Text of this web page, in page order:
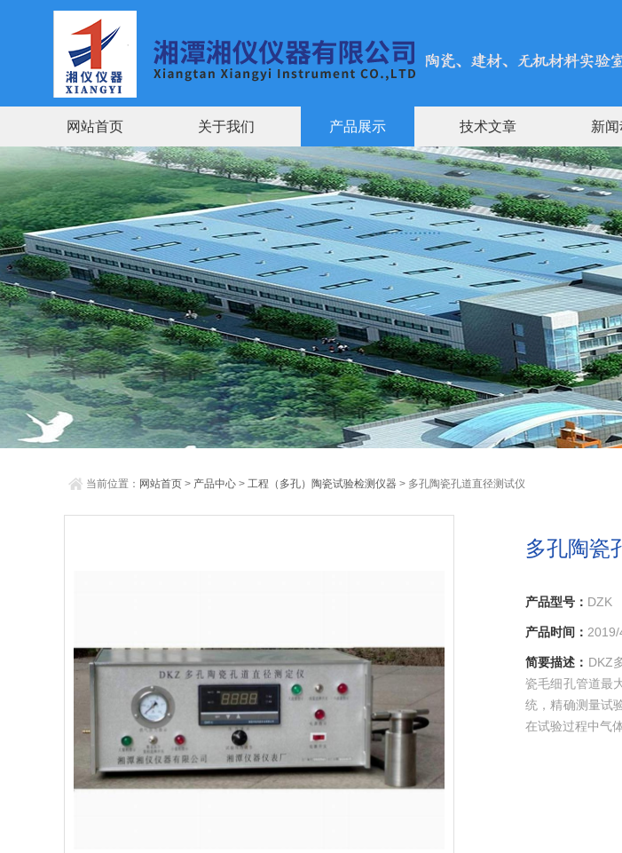
网站首页 关于我们 产品展示 技术文章 新
当前位置： 网站首页 > 产品中心 > 工程（多孔）陶瓷试验检测仪器 > 多孔陶瓷孔道直径测试仪
多孔陶瓷
产品型号： DZK
产品时间：
简要描述： DKZ
瓷毛细孔管道最
统，精确测量试
在试验过程中气